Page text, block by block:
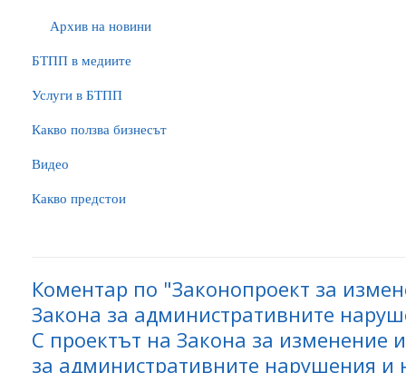
Архив на новини
БTПП в медиите
Услуги в БТПП
Какво ползва бизнесът
Видео
Какво предстои
Коментар по "Законопроект за
Закона за административните
С проектът на Закона за изменение
за административните нарушения и